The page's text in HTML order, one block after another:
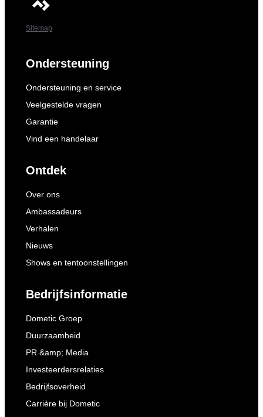
Sitemap
Ondersteuning
Ondersteuning en service
Veelgestelde vragen
Garantie
Vind een handelaar
Ontdek
Over ons
Ambassadeurs
Verhalen
Nieuws
Shows en tentoonstellingen
Bedrijfsinformatie
Dometic Groep
Duurzaamheid
PR &amp; Media
Investeerdersrelaties
Bedrijfsoverheid
Carrière bij Dometic